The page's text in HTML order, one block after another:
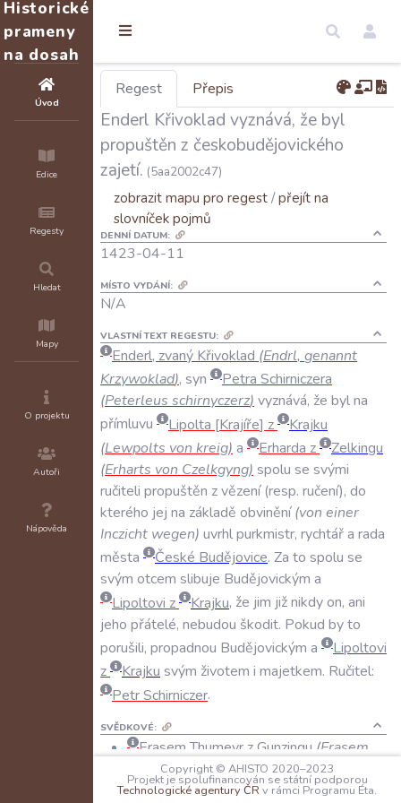
Historické
prameny
na dosah
Úvod
Edice
Regesty
Hledat
Mapy
O projektu
Autoři
Nápověda
Regest Přepis
Enderl Křivoklad vyznává, že byl
propuštěn z českobudějovického
zajetí. (5aa2002c47)
zobrazit mapu pro regest/přejít na
slovníček pojmů
DENNÍ DATUM:
1423-04-11
MÍSTO VYDÁNÍ:
N/A
VLASTNÍ TEXT REGESTU:
Enderl, zvaný Křivoklad (Endrl, genannt
Krzywoklad), syn Petra Schirniczera
(Peterleus schirnyczerz) vyznává, že bylna
přímluvu
Lipolta Krajíře z
Krajku
(Lewpolts von kreig) a Erharda z
Zelkingu
(Erharts von Czelkgyng) spolu se svými
ručiteli propuštěn zvězení(resp. ručení), do
kterého jej na základě obvinění(von einer
Inczicht wegen) uvrhlpurkmistr, rychtářa rada
města
České Budějovice. Za to spolu se
svým otcem slibuje Budějovickým a
Lipoltovi z Krajku, že jim jižnikdyon, ani
jeho přátelé, nebudou škodit. Pokud byto
porušili, propadnou Budějovickým a
Lipoltovi
z
Krajku svým životem i majetkem. Ručitel:
PetrSchirniczer.
SVĚDKOVÉ:
Erasem Thumeyr zGunzingu (Erasem
Thumeyr von Gunczyng)
Kunc Beybenycz(Chuncz Beybenycz)
Copyright © AHISTO 2020–2023
Projekt je spolufinancován se státní podporou
Technologické agentury ČR v rámci Programu Éta.